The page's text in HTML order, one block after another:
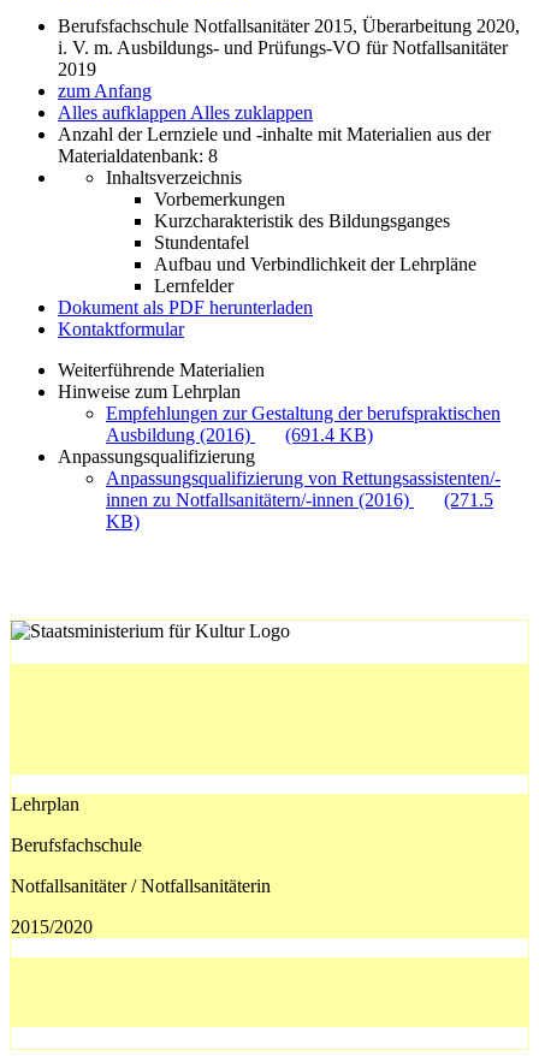
Berufsfachschule Notfallsanitäter 2015, Überarbeitung 2020,
i. V. m. Ausbildungs- und Prüfungs-VO für Notfallsanitäter
2019
zum Anfang
Alles aufklappen Alles zuklappen
Anzahl der Lernziele und -inhalte mit Materialien aus der
Materialdatenbank: 8
Inhaltsverzeichnis
Vorbemerkungen
Kurzcharakteristik des Bildungsganges
Stundentafel
Aufbau und Verbindlichkeit der Lehrpläne
Lernfelder
Dokument als PDF herunterladen
Kontaktformular
Weiterführende Materialien
Hinweise zum Lehrplan
Empfehlungen zur Gestaltung der berufspraktischen
Ausbildung (2016)
(691.4 KB)
Anpassungsqualifizierung
Anpassungsqualifizierung von Rettungsassistenten/-
innen zu Notfallsanitätern/-innen (2016)
(271.5
KB)
Lehrplan
Berufsfachschule
Notfallsanitäter / Notfallsanitäterin
2015/2020